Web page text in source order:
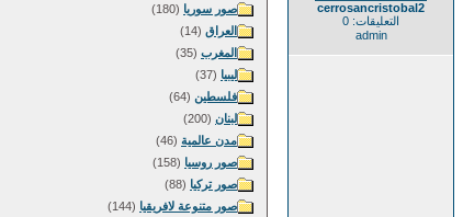
cerrosancristobal2
التعليقات: 0
admin
صور سوريا (180)
العراق (14)
المغرب (35)
ليبيا (37)
فلسطين (64)
لبنان (200)
مدن عالمية (46)
صور روسيا (158)
صور تركيا (88)
صور متنوعة لافريقيا (144)